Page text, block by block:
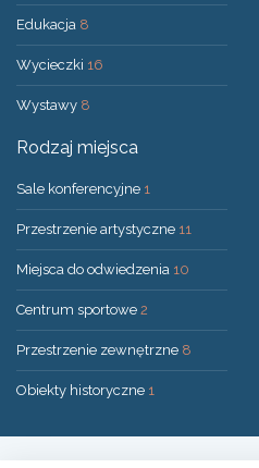
Edukacja 8
Wycieczki 16
Wystawy 8
Rodzaj miejsca
Sale konferencyjne 1
Przestrzenie artystyczne 11
Miejsca do odwiedzenia 10
Centrum sportowe 2
Przestrzenie zewnętrzne 8
Obiekty historyczne 1